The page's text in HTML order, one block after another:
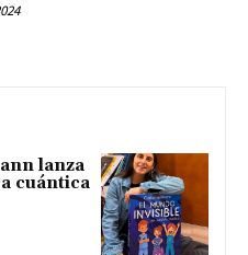
lanza
cuántica